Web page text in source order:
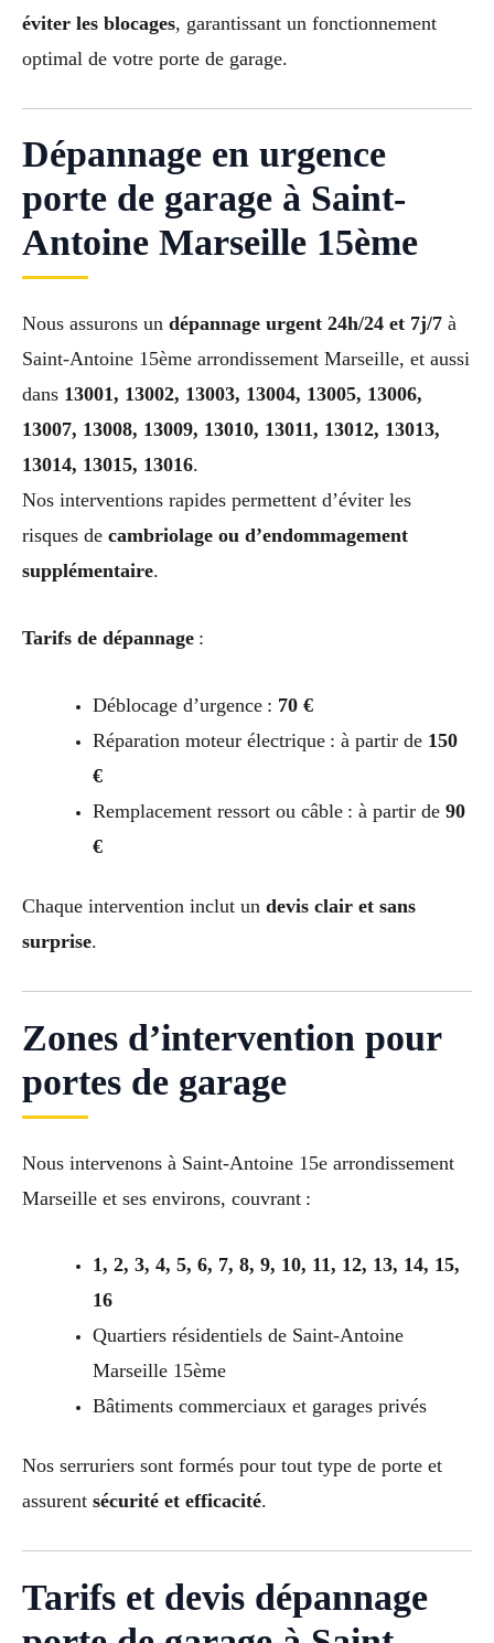
éviter les blocages, garantissant un fonctionnement
optimal de votre porte de garage.
Dépannage en urgence
porte de garage à Saint-
Antoine Marseille 15ème
Nous assurons un dépannage urgent 24h/24 et 7j/7 à
Saint-Antoine 15ème arrondissement Marseille, et aussi
dans 13001, 13002, 13003, 13004, 13005, 13006,
13007, 13008, 13009, 13010, 13011, 13012, 13013,
13014, 13015, 13016.
Nos interventions rapides permettent d’éviter les
risques de cambriolage ou d’endommagement
supplémentaire.
Tarifs de dépannage :
Déblocage d’urgence : 70 €
Réparation moteur électrique : à partir de 150
€
Remplacement ressort ou câble : à partir de 90
€
Chaque intervention inclut un devis clair et sans
surprise.
Zones d’intervention pour
portes de garage
Nous intervenons à Saint-Antoine 15e arrondissement
Marseille et ses environs, couvrant :
1, 2, 3, 4, 5, 6, 7, 8, 9, 10, 11, 12, 13, 14, 15,
16
Quartiers résidentiels de Saint-Antoine
Marseille 15ème
Bâtiments commerciaux et garages privés
Nos serruriers sont formés pour tout type de porte et
assurent sécurité et efficacité.
Tarifs et devis dépannage